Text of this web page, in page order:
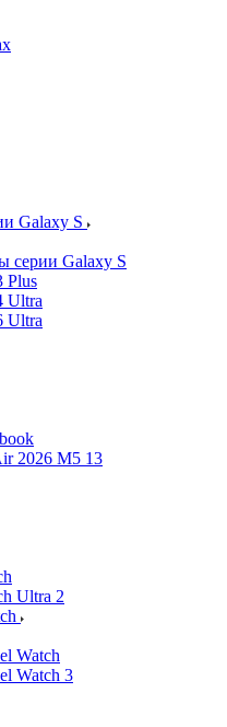
Galaxy S
серии Galaxy S
Plus
Ultra
Ultra
2026 M5 13
Ultra 2
Watch
Watch 3